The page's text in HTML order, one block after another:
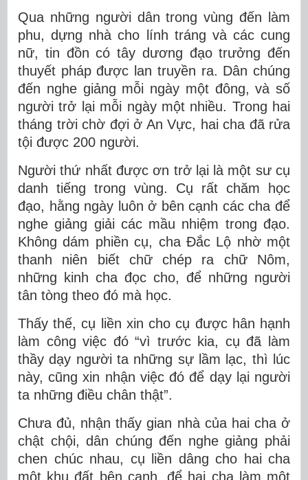
Qua những người dân trong vùng đến làm
phu, dựng nhà cho lính tráng và các cung
nữ, tin đồn có tây dương đạo trưởng đến
thuyết pháp được lan truyền ra. Dân chúng
đến nghe giảng mỗi ngày một đông, và số
người trở lại mỗi ngày một nhiều. Trong hai
tháng trời chờ đợi ở An Vực, hai cha đã rửa
tội được 200 người.
Người thứ nhất được ơn trở lại là một sư cụ
danh tiếng trong vùng. Cụ rất chăm học
đạo, hằng ngày luôn ở bên cạnh các cha để
nghe giảng giải các mầu nhiệm trong đạo.
Không dám phiền cụ, cha Đắc Lộ nhờ một
thanh niên biết chữ chép ra chữ Nôm,
những kinh cha đọc cho, để những người
tân tòng theo đó mà học.
Thấy thế, cụ liền xin cho cụ được hân hạnh
làm công việc đó “vì trước kia, cụ đã làm
thầy dạy người ta những sự lầm lạc, thì lúc
này, cũng xin nhận việc đó để dạy lại người
ta những điều chân thật”.
Chưa đủ, nhận thấy gian nhà của hai cha ở
chật chội, dân chúng đến nghe giảng phải
chen chúc nhau, cụ liền dâng cho hai cha
một khu đất bên cạnh, để hai cha làm một